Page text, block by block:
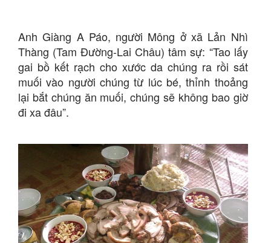
Anh Giàng A Páo, người Mông ở xã Lản Nhì
Thàng (Tam Đường-Lai Châu) tâm sự: “Tao lấy
gai bồ kết rạch cho xước da chúng ra rồi sát
muối vào người chúng từ lúc bé, thỉnh thoảng
lại bắt chúng ăn muối, chúng sẽ không bao giờ
đi xa đâu”.